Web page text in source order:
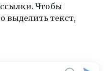
Чтобы
выделить текст,